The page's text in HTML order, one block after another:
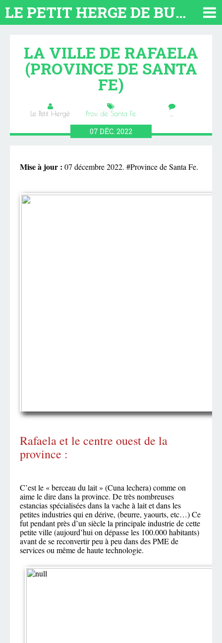
LE PETIT HERGE DE BUENOS AIRES 2026. TOUT SUR L'ARGENTINE
LA VILLE DE RAFAELA
(PROVINCE DE SANTA
FE)
Le Petit Hergé Prov. de Santa Fe …
07 DÉC. 2022
Mise à jour : 07 décembre 2022. #Province de Santa Fe.
Rafaela et le centre ouest de la
province :
C’est le « berceau du lait » (Cuna lechera) comme on
aime le dire dans la province. De très nombreuses
estancias spécialisées dans la vache à lait et dans les
petites industries qui en dérive, (beurre, yaourts, etc…) Ce
fut pendant près d’un siècle la principale industrie de cette
petite ville (aujourd’hui on dépasse les 100.000 habitants)
avant de se reconvertir peu à peu dans des PME de
services ou même de haute technologie.